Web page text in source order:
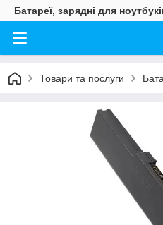
Батареї, зарядні для
Товари та послуги